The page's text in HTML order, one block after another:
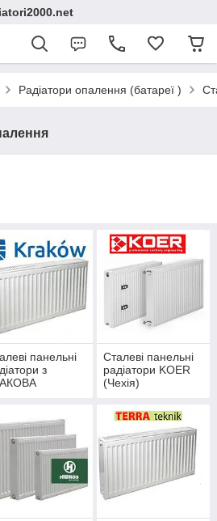
Радіатори опалення (батареї )
панельні
з
Сталеві панельні
радіатори KOER
(Чехія)